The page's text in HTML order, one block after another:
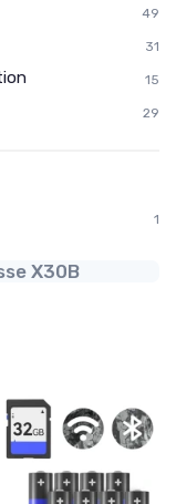
49
31
15
29
1
X30B